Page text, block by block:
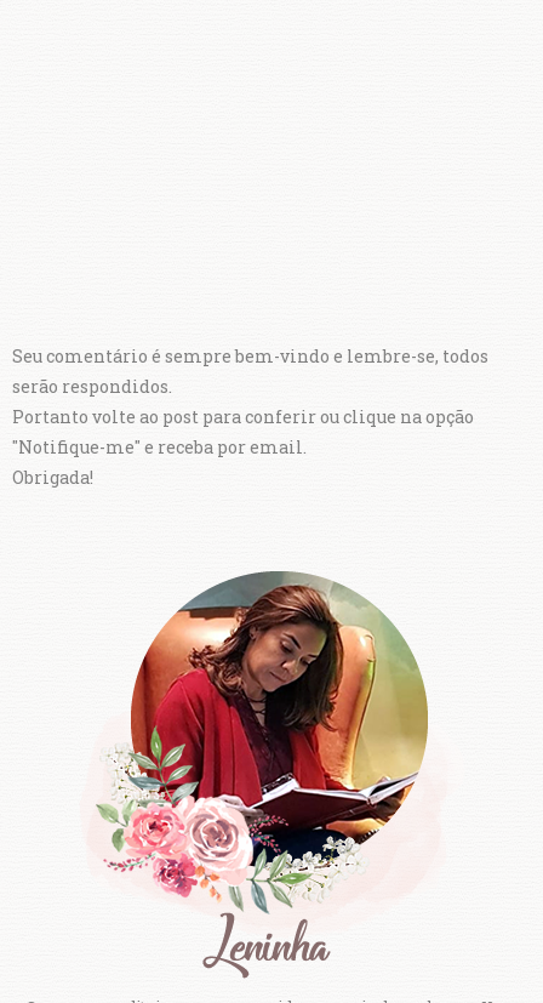
Seu comentário é sempre bem-vindo e lembre-se, todos
serão respondidos.
Portanto volte ao post para conferir ou clique na opção
"Notifique-me" e receba por email.
Obrigada!